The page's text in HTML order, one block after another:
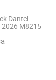
Dantel
2026 M8215